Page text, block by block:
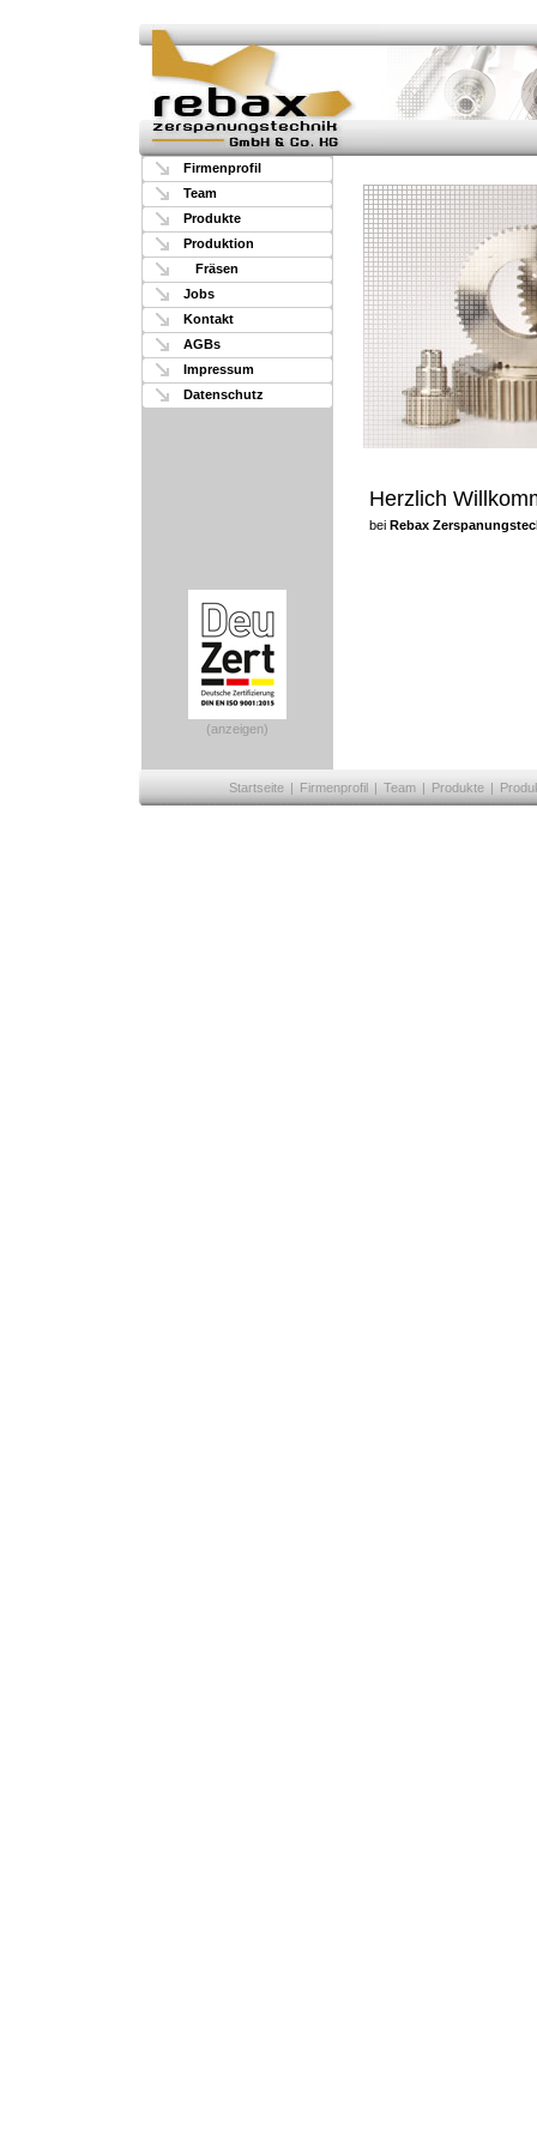
Firmenprofil
Team
Produkte
Produktion
Fräsen
Jobs
Kontakt
AGBs
Impressum
Datenschutz
Herzlich
bei Rebax
(anzeigen)
Startseite | Firmenprofil | Team | Produkte |